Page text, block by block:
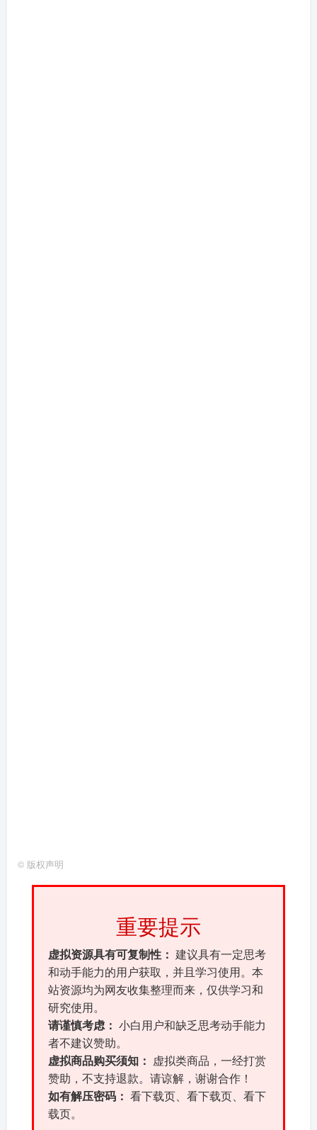
© 版权声明
重要提示
虚拟资源具有可复制性： 建议具有一定思考
和动手能力的用户获取，并且学习使用。本
站资源均为网友收集整理而来，仅供学习和
研究使用。
请谨慎考虑： 小白用户和缺乏思考动手能力
者不建议赞助。
虚拟商品购买须知：
虚拟类商品，一经打赏
赞助，不支持退款。请谅解，谢谢合作！
如有解压密码： 看下载页、看下载页、看下
载页。